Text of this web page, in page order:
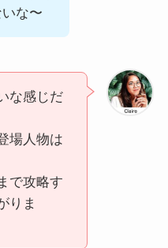
な〜
な感じだ
場人物は
で攻略す
りま